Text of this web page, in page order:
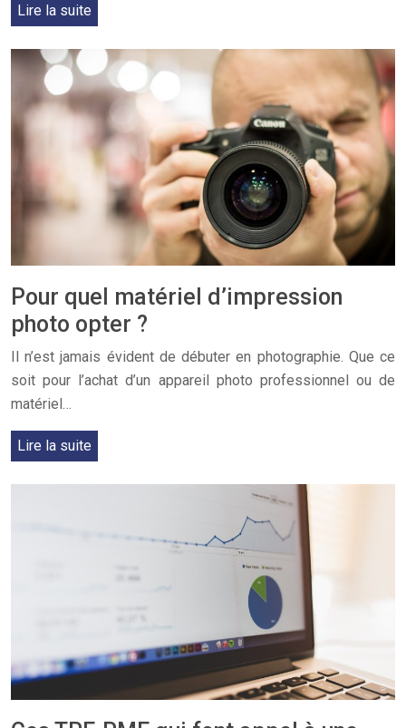
Lire la suite
Pour quel matériel d’impression
photo opter ?
Il n’est jamais évident de débuter en photographie. Que ce
soit pour l’achat d’un appareil photo professionnel ou de
matériel…
Lire la suite